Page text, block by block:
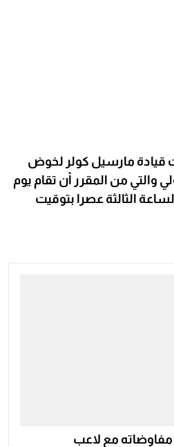
قيادة مارسيل كولر لخوض
والتي من المقرر أن تقام يوم
الثالثة عصرا بتوقيت
مفاوضاته مع لاعب